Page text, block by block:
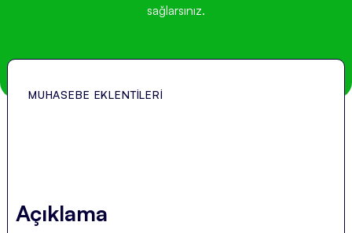
sağlarsınız.
MUHASEBE EKLENTILERI
Açıklama